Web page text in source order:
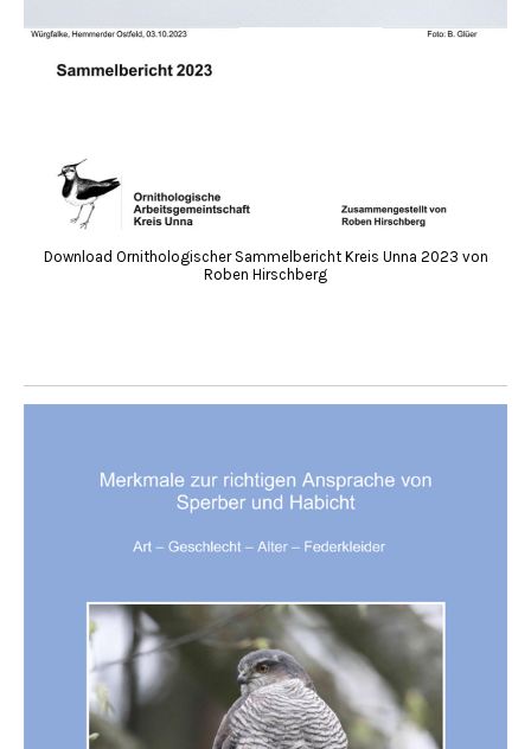
Download Ornithologischer Sammelbericht Kreis Unna 2023 von
Roben Hirschberg